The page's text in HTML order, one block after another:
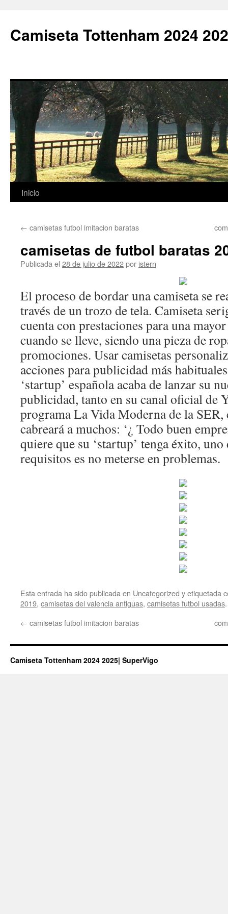
Camiseta Tottenham 2024
Saltar
contenido
Inicio
← camisetas futbol imitacion baratas
camisetas de futbol baratas
Publicada el 28 de julio de 2022por istern
El proceso de bordar una camiseta se
través de un trozo de tela. Camiseta
cuenta con prestaciones para una
cuando se lleve, siendo una pieza de
promociones. Usar camisetas
acciones para publicidad más
‘startup’ española acaba de lanzar su
publicidad, tanto en su canal oficial de
programa La Vida Moderna de la SER,
cabreará a muchos: ‘¿ Todo buen
quiere que su ‘startup’ tenga éxito,
requisitos es no meterse en problemas.
Esta entrada ha sido publicada en Uncategorized y etiquetada
2019, camisetas del valencia antiguas, camisetas futbol usadas
← camisetas futbol imitacion baratas
Camiseta Tottenham 2024 2025| SuperVigo